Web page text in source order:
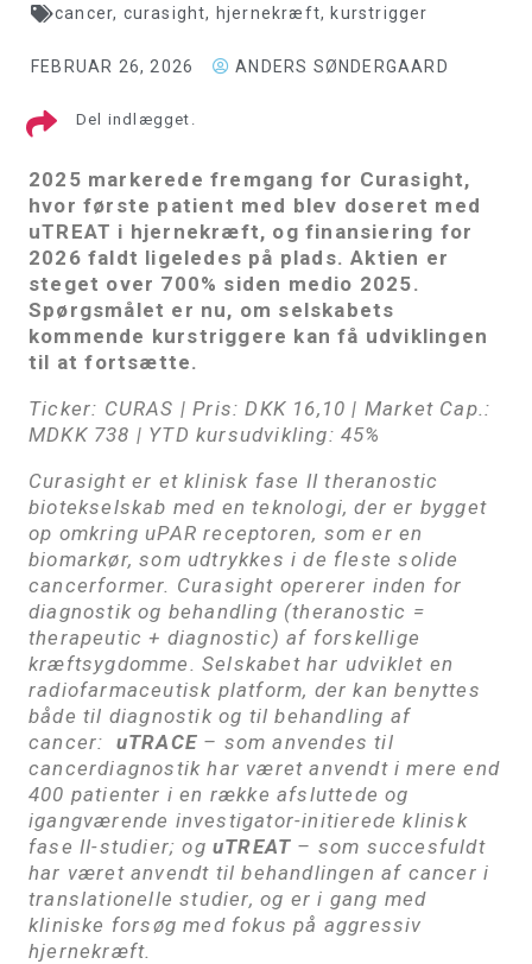
cancer, curasight, hjernekræft,kurstrigger
FEBRUAR 26, 2026 ANDERS SØNDERGAARD
Del indlægget.
2025 markerede fremgang for Curasight,
hvor første patient med blev doseret med
uTREAT i hjernekræft, og finansiering for
2026 faldt ligeledes på plads. Aktien er
steget over 700% siden medio 2025.
Spørgsmålet er nu, om selskabets
kommende kurstriggere kan få udviklingen
til at fortsætte.
Ticker: CURAS | Pris: DKK 16,10 | Market Cap.:
MDKK 738 | YTD kursudvikling: 45%
Curasight er et klinisk fase II theranostic
biotekselskab med en teknologi, der er bygget
op omkring uPAR receptoren, som er en
biomarkør, som udtrykkes i de fleste solide
cancerformer. Curasight opererer inden for
diagnostik og behandling (theranostic =
therapeutic + diagnostic) af forskellige
kræftsygdomme. Selskabet har udviklet en
radiofarmaceutisk platform, der kan benyttes
både til diagnostik og til behandling af
cancer: uTRACE – som anvendes til
cancerdiagnostik har været anvendt i mere end
400 patienter i en række afsluttede og
igangværende investigator-initierede klinisk
fase II-studier; og uTREAT – som succesfuldt
har været anvendt til behandlingen af cancer i
translationelle studier, og er i gang med
kliniske forsøg med fokus på aggressiv
hjernekræft.